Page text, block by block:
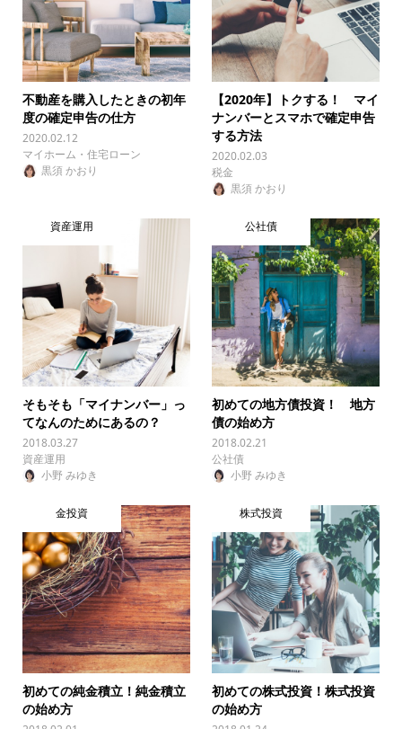
不動産を購入したときの初年
度の確定申告の仕方
2020.02.12
マイホーム・住宅ローン
黒須 かおり
【2020年】トクする！ マイ
ナンバーとスマホで確定申告
する方法
2020.02.03
税金
黒須 かおり
資産運用
そもそも「マイナンバー」っ
てなんのためにあるの？
2018.03.27
資産運用
小野 みゆき
公社債
初めての地方債投資！ 地方
債の始め方
2018.02.21
公社債
小野 みゆき
金投資
初めての純金積立！純金積立
の始め方
株式投資
初めての株式投資！株式投資
の始め方